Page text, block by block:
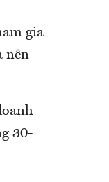
gia
nên
30-